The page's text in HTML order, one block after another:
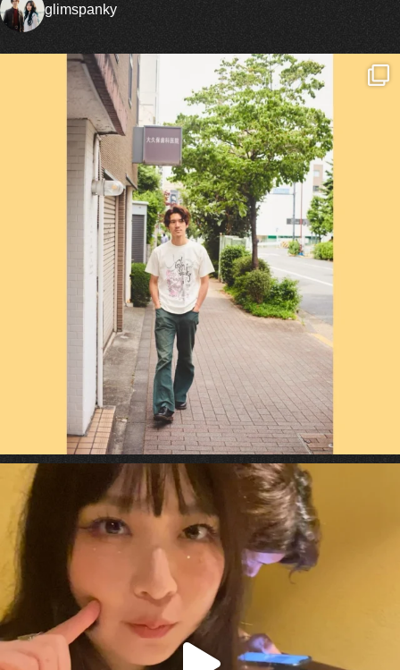
glimspanky